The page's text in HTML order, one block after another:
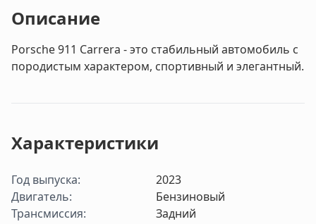
Описание
Porsche 911 Carrera - это стабильный автомобиль с
породистым характером, спортивный и элегантный.
Характеристики
Год выпуска:
2023
Двигатель:
Бензиновый
Трансмиссия:
Задний